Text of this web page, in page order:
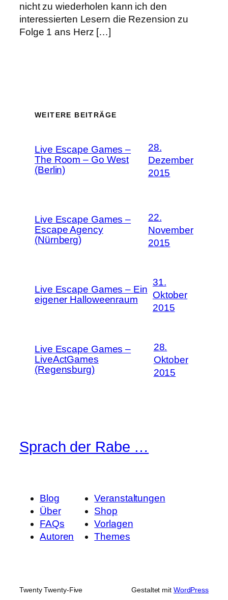
nicht zu wiederholen kann ich den
interessierten Lesern die Rezension zu
Folge 1 ans Herz […]
WEITERE BEITRÄGE
Live Escape Games –
The Room – Go West
(Berlin)
28.
Dezember
2015
Live Escape Games –
Escape Agency
(Nürnberg)
22.
November
2015
Live Escape Games – Ein
eigener Halloweenraum
31.
Oktober
2015
Live Escape Games –
LiveActGames
(Regensburg)
28.
Oktober
2015
Sprach der Rabe …
Blog
Über
FAQs
Autoren
Veranstaltungen
Shop
Vorlagen
Themes
Twenty Twenty-Five Gestaltet mit WordPress